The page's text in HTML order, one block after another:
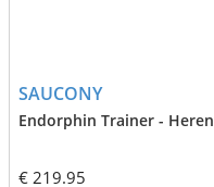
SAUCONY
Endorphin Trainer - Heren
€ 219.95